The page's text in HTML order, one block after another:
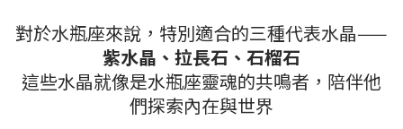
對於水瓶座來說，特別適合的三種代表水晶——
紫水晶、拉長石、石榴石
這些水晶就像是水瓶座靈魂的共鳴者，陪伴他
們探索內在與世界